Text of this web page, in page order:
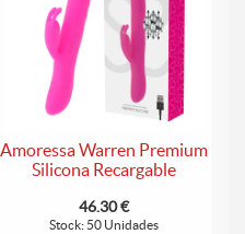
Amoressa Warren Premium
Silicona Recargable
46.30 €
Stock: 50 Unidades